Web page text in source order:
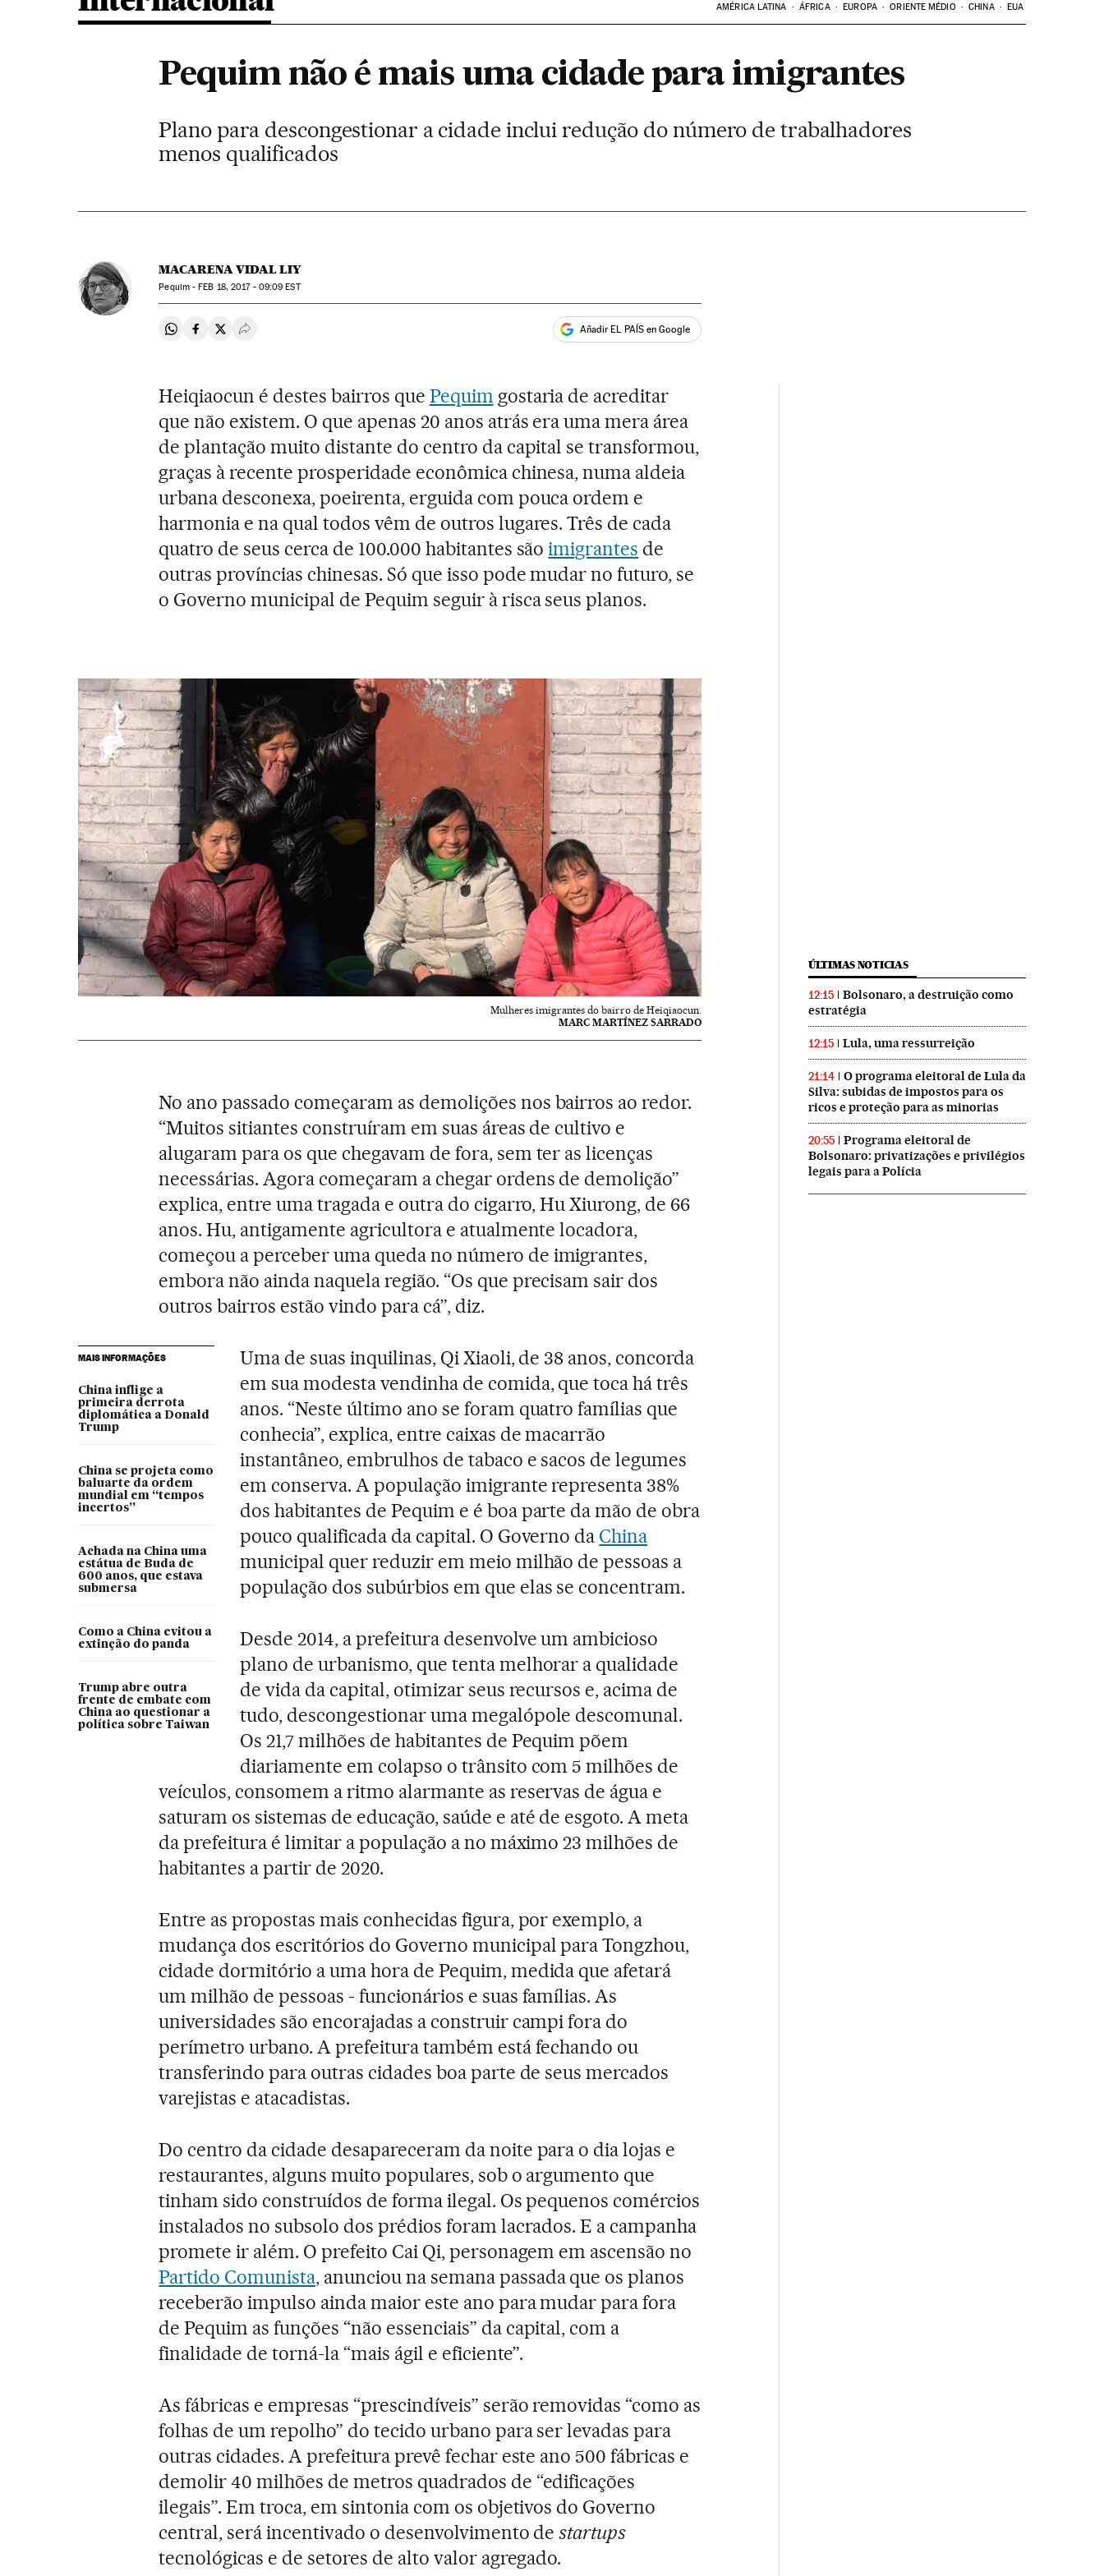
AMÉRICA LATINA ÁFRICA EUROPA ORIENTE MÉDIO CHINA EUA
Pequim não é mais uma cidade para imigrantes
Plano para descongestionar a cidade inclui redução do número de trabalhadores
menos qualificados
MACARENA VIDAL LIY
Pequim -FEB 18, 2017 - 09:09 EST
Compartir en Whatsapp
Compartir en Facebook
Compartir en Twitter
Desplegar Redes Sociales Añadir EL PAÍS en Google
Heiqiaocun é destes bairros que Pequim gostaria de acreditar
que não existem. O que apenas 20 anos atrás era uma mera área
de plantação muito distante do centro da capital se transformou,
graças à recente prosperidade econômica chinesa, numa aldeia
urbana desconexa, poeirenta, erguida com pouca ordem e
harmonia e na qual todos vêm de outros lugares. Três de cada
quatro de seus cerca de 100.000 habitantes sãoimigrantes de
outras províncias chinesas. Só que isso pode mudar no futuro, se
o Governo municipal de Pequim seguir à risca seus planos.
Mulheres imigrantes do bairro de Heiqiaocun.
MARC MARTÍNEZ SARRADO
No ano passado começaram as demolições nos bairros ao redor.
“Muitos sitiantes construíram em suas áreas de cultivo e
alugaram para os que chegavam de fora, sem ter as licenças
necessárias. Agora começaram a chegar ordens de demolição”
explica, entre uma tragada e outra do cigarro, Hu Xiurong, de 66
anos. Hu, antigamente agricultora e atualmente locadora,
começou a perceber uma queda no número de imigrantes,
embora não ainda naquela região. “Os que precisam sair dos
outros bairros estão vindo para cá”, diz.
MAIS INFORMAÇÕES
China inflige a
primeira derrota
diplomática a Donald
Trump
China se projeta como
baluarte da ordem
mundial em “tempos
incertos”
Achada na China uma
estátua de Buda de
600 anos, que estava
submersa
Como a China evitou a
extinção do panda
Trump abre outra
frente de embate com
China ao questionar a
política sobre Taiwan
Uma de suas inquilinas, Qi Xiaoli, de 38 anos, concorda
em sua modesta vendinha de comida, que toca há três
anos. “Neste último ano se foram quatro famílias que
conhecia”, explica, entre caixas de macarrão
instantâneo, embrulhos de tabaco e sacos de legumes
em conserva. A população imigrante representa 38%
dos habitantes de Pequim e é boa parte da mão de obra
pouco qualificada da capital. O Governo da China
municipal quer reduzir em meio milhão de pessoas a
população dos subúrbios em que elas se concentram.
Desde 2014, a prefeitura desenvolve um ambicioso
plano de urbanismo, que tenta melhorar a qualidade
de vida da capital, otimizar seus recursos e, acima de
tudo, descongestionar uma megalópole descomunal.
Os 21,7 milhões de habitantes de Pequim põem
diariamente em colapso o trânsito com 5 milhões de
veículos, consomem a ritmo alarmante as reservas de água e
saturam os sistemas de educação, saúde e até de esgoto. A meta
da prefeitura é limitar a população a no máximo 23 milhões de
habitantes a partir de 2020.
Entre as propostas mais conhecidas figura, por exemplo, a
mudança dos escritórios do Governo municipal para Tongzhou,
cidade dormitório a uma hora de Pequim, medida que afetará
um milhão de pessoas - funcionários e suas famílias. As
universidades são encorajadas a construir campi fora do
perímetro urbano. A prefeitura também está fechando ou
transferindo para outras cidades boa parte de seus mercados
varejistas e atacadistas.
Do centro da cidade desapareceram da noite para o dia lojas e
restaurantes, alguns muito populares, sob o argumento que
tinham sido construídos de forma ilegal. Os pequenos comércios
instalados no subsolo dos prédios foram lacrados. E a campanha
promete ir além. O prefeito Cai Qi, personagem em ascensão no
Partido Comunista, anunciou na semana passada que os planos
receberão impulso ainda maior este ano para mudar para fora
de Pequim as funções “não essenciais” da capital, com a
finalidade de torná-la “mais ágil e eficiente”.
As fábricas e empresas “prescindíveis” serão removidas “como as
folhas de um repolho” do tecido urbano para ser levadas para
outras cidades. A prefeitura prevê fechar este ano 500 fábricas e
demolir 40 milhões de metros quadrados de “edificações
ilegais”. Em troca, em sintonia com os objetivos do Governo
central, será incentivado o desenvolvimento de startups
tecnológicas e de setores de alto valor agregado.
ÚLTIMAS NOTICIAS
12:15
Bolsonaro, a destruição como
estratégia
12:15 Lula, uma ressurreição
21:14
O programa eleitoral de Lula da
Silva: subidas de impostos para os
ricos e proteção para as minorias
20:55
Programa eleitoral de
Bolsonaro: privatizações e privilégios
legais para a Polícia